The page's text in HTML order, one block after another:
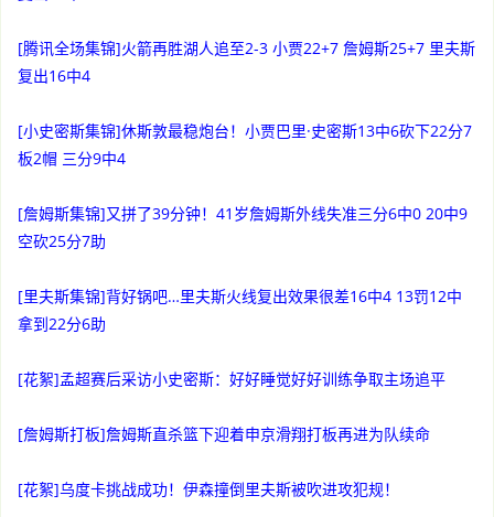
[腾讯全场集锦]火箭再胜湖人追至2-3 小贾22+7 詹姆斯25+7 里夫斯
复出16中4
[小史密斯集锦]休斯敦最稳炮台！小贾巴里·史密斯13中6砍下22分7
板2帽 三分9中4
[詹姆斯集锦]又拼了39分钟！41岁詹姆斯外线失准三分6中0 20中9
空砍25分7助
[里夫斯集锦]背好锅吧…里夫斯火线复出效果很差16中4 13罚12中
拿到22分6助
[花絮]孟超赛后采访小史密斯：好好睡觉好好训练争取主场追平
[詹姆斯打板]詹姆斯直杀篮下迎着申京滑翔打板再进为队续命
[花絮]乌度卡挑战成功！伊森撞倒里夫斯被吹进攻犯规！